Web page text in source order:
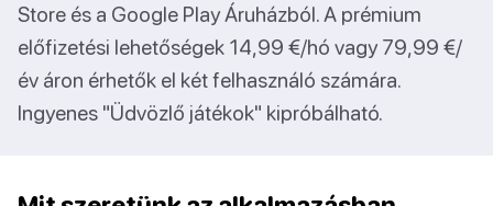
Store és a Google Play Áruházból. A prémium
előfizetési lehetőségek 14,99 €/hó vagy 79,99 €/
év áron érhetők el két felhasználó számára.
Ingyenes "Üdvözlő játékok" kipróbálható.